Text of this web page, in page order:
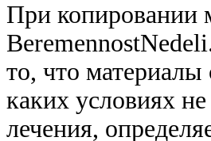
При копировании
то, что материалы
каких условиях
лечения,